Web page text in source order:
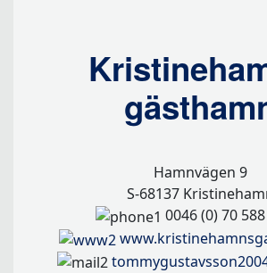
Hamnvägen 9
S-68137
0046 (0) 70